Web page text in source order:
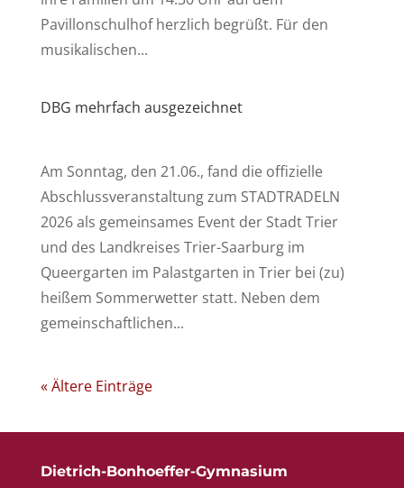
Pavillonschulhof herzlich begrüßt. Für den
musikalischen...
DBG mehrfach ausgezeichnet
Am Sonntag, den 21.06., fand die offizielle
Abschlussveranstaltung zum STADTRADELN
2026 als gemeinsames Event der Stadt Trier
und des Landkreises Trier-Saarburg im
Queergarten im Palastgarten in Trier bei (zu)
heißem Sommerwetter statt. Neben dem
gemeinschaftlichen...
« Ältere Einträge
Dietrich-Bonhoeffer-Gymnasium